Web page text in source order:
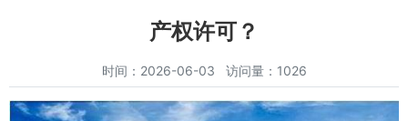
产权许可？
时间：2026-06-03 访问量：1026